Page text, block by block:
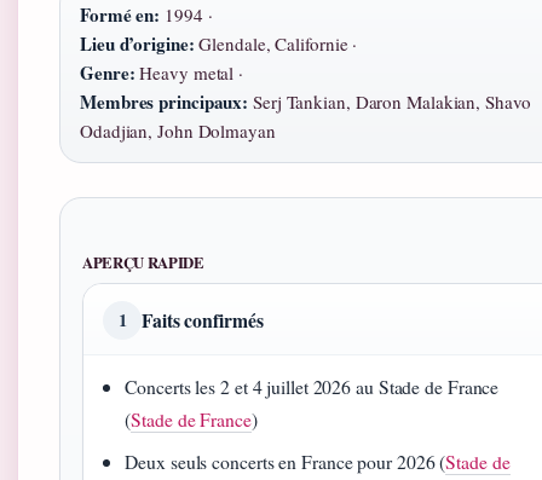
Formé en: 1994 ·
Lieu d’origine: Glendale, Californie ·
Genre: Heavy metal ·
Membres principaux: Serj Tankian, Daron Malakian, Shavo
Odadjian, John Dolmayan
APERÇU RAPIDE
1 Faits confirmés
Concerts les 2 et 4 juillet 2026 au Stade de France
(Stade de France)
Deux seuls concerts en France pour 2026 (Stade de